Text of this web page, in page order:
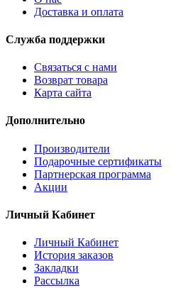
Доставка и оплата
Служба поддержки
Связаться с нами
Возврат товара
Карта сайта
Дополнительно
Производители
Подарочные сертификаты
Партнерская программа
Акции
Личный Кабинет
Личный Кабинет
История заказов
Закладки
Рассылка